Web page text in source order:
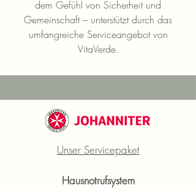
dem Gefühl von Sicherheit und
Gemeinschaft – unterstützt durch das
umfangreiche Serviceangebot von
VitaVerde.
​Unser Servicepaket
Hausnotrufsystem